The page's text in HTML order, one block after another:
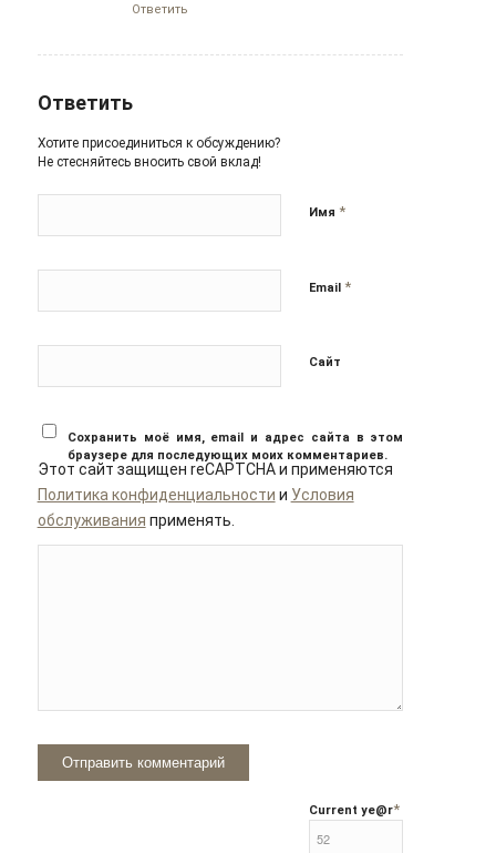
Ответить
Ответить
Хотите присоединиться к обсуждению?
Не стесняйтесь вносить свой вклад!
Имя *
Email *
Сайт
Сохранить моё имя, email и адрес сайта в этом
браузере для последующих моих комментариев.
Этот сайт защищен reCAPTCHA и применяются
Политика конфиденциальности и Условия
обслуживания применять.
Current ye@r*